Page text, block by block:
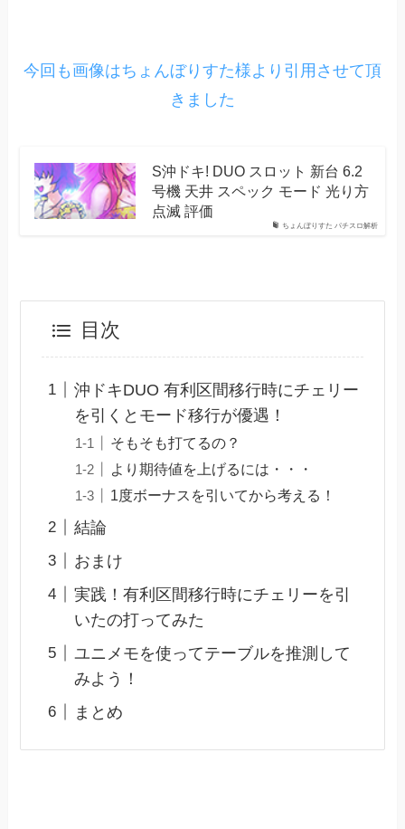
今回も画像はちょんぼりすた様より引用させて頂
きました
ちょんぼりすた パチスロ解析
S沖ドキ! DUO スロット 新台 6.2
号機 天井 スペック モード 光り方
点滅 評価
目次
沖ドキDUO 有利区間移行時にチェリー
を引くとモード移行が優遇！
そもそも打てるの？
より期待値を上げるには・・・
1度ボーナスを引いてから考える！
結論
おまけ
実践！有利区間移行時にチェリーを引
いたの打ってみた
ユニメモを使ってテーブルを推測して
みよう！
まとめ